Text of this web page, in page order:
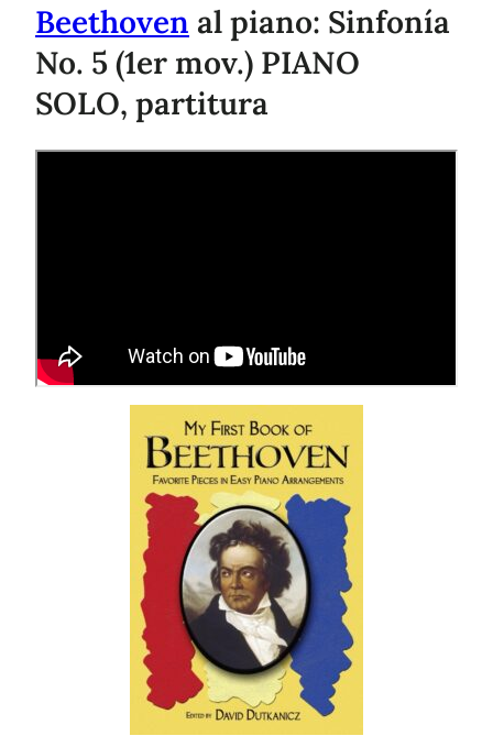
Beethoven al piano: Sinfonía
No. 5 (1er mov.) PIANO
SOLO, partitura